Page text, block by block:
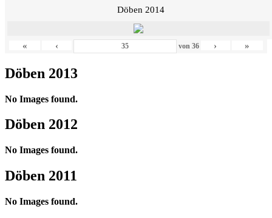
Döben 2014
« ‹ von 36 › »
Döben 2013
No Images found.
Döben 2012
No Images found.
Döben 2011
No Images found.